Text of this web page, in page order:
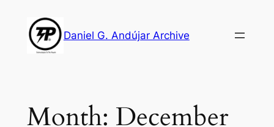
content
Daniel G. Andújar Archive
Month: December